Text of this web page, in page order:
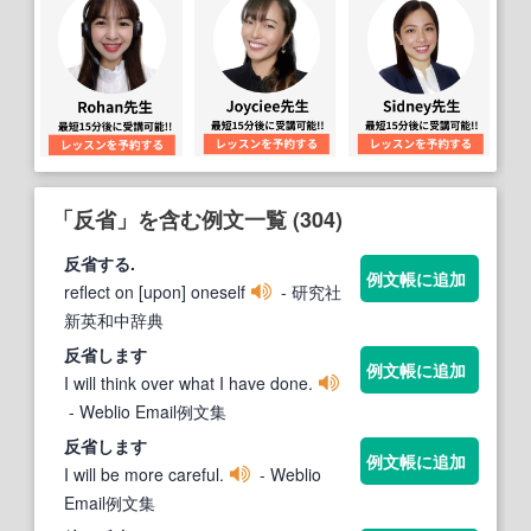
「反省」を含む例文一覧 (304)
反省する.
reflect on [upon] oneself
- 研究社
新英和中辞典
例文帳に追加
反省します
I will think over what I have done.
- Weblio Email例文集
例文帳に追加
反省します
I will be more careful.
- Weblio
Email例文集
例文帳に追加